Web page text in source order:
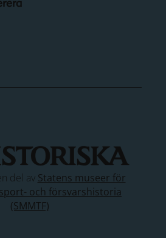
del av Statens museer för
och försvarshistoria
(SMMTF)